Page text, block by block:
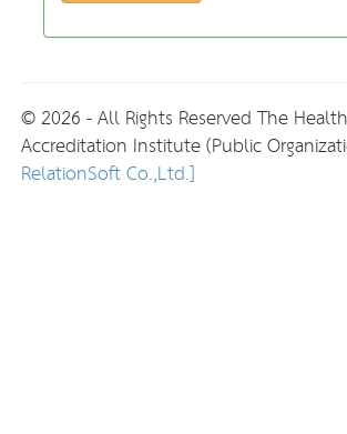
© 2026 - All Rights Reserved The
Accreditation Institute (Public
RelationSoft Co.,Ltd.]